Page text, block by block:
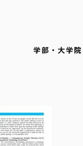
学部・大学院